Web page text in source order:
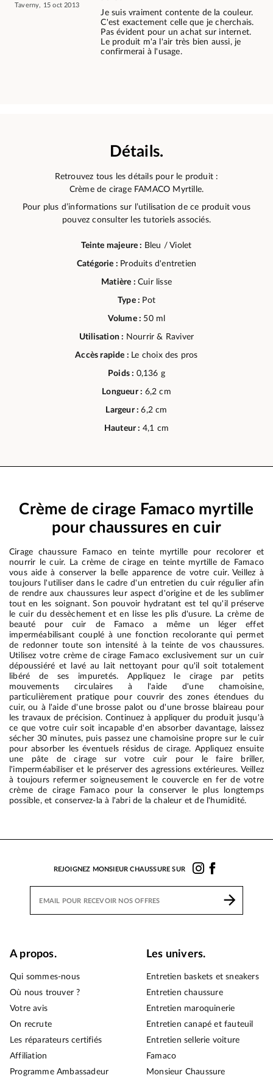
Taverny, 15 oct 2013
Je suis vraiment contente de la couleur.
C'est exactement celle que je cherchais.
Pas évident pour un achat sur internet.
Le produit m'a l'air très bien aussi, je
confirmerai à l'usage.
Détails.
Retrouvez tous les détails pour le produit :
Crème de cirage FAMACO Myrtille.
Pour plus d’informations sur l’utilisation de ce produit vous
pouvez consulter les tutoriels associés.
Teinte majeure : Bleu / Violet
Catégorie : Produits d'entretien
Matière : Cuir lisse
Type : Pot
Volume : 50 ml
Utilisation : Nourrir & Raviver
Accès rapide : Le choix des pros
Poids : 0,136 g
Longueur : 6,2 cm
Largeur :6,2 cm
Hauteur : 4,1 cm
Crème de cirage Famaco myrtille
pour chaussures en cuir
Cirage chaussure Famaco en teinte myrtille pour recolorer et
nourrir le cuir. La crème de cirage en teinte myrtille de Famaco
vous aide à conserver la belle apparence de votre cuir. Veillez à
toujours l'utiliser dans le cadre d'un entretien du cuir régulier afin
de rendre aux chaussures leur aspect d'origine et de les sublimer
tout en les soignant. Son pouvoir hydratant est tel qu'il préserve
le cuir du dessèchement et en lisse les plis d'usure. La crème de
beauté pour cuir de Famaco a même un léger effet
imperméabilisant couplé à une fonction recolorante qui permet
de redonner toute son intensité à la teinte de vos chaussures.
Utilisez votre crème de cirage Famaco exclusivement sur un cuir
dépoussiéré et lavé au lait nettoyant pour qu'il soit totalement
libéré de ses impuretés. Appliquez le cirage par petits
mouvements circulaires à l'aide d'une chamoisine,
particulièrement pratique pour couvrir des zones étendues du
cuir, ou à l'aide d'une brosse palot ou d'une brosse blaireau pour
les travaux de précision. Continuez à appliquer du produit jusqu'à
ce que votre cuir soit incapable d'en absorber davantage, laissez
sécher 30 minutes, puis passez une chamoisine propre sur le cuir
pour absorber les éventuels résidus de cirage. Appliquez ensuite
une pâte de cirage sur votre cuir pour le faire briller,
l'imperméabiliser et le préserver des agressions extérieures. Veillez
à toujours refermer soigneusement le couvercle en fer de votre
crème de cirage Famaco pour la conserver le plus longtemps
possible, et conservez-la à l'abri de la chaleur et de l'humidité.
REJOIGNEZ MONSIEUR CHAUSSURE SUR
A propos.
Qui sommes-nous
Où nous trouver ?
Votre avis
On recrute
Les réparateurs certifiés
Affiliation
Programme Ambassadeur
Les univers.
Entretien baskets et sneakers
Entretien chaussure
Entretien maroquinerie
Entretien canapé et fauteuil
Entretien sellerie voiture
Famaco
Monsieur Chaussure